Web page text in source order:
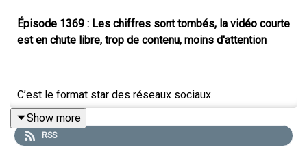
Épisode 1369 : Les chiffres sont tombés, la vidéo courte
est en chute libre, trop de contenu, moins d'attention
C’est le format star des réseaux sociaux.
C’est celui qui génère le plus de vues.
Show more
RSS